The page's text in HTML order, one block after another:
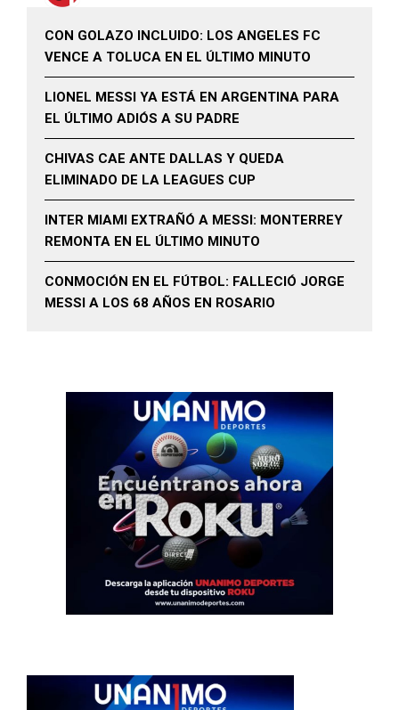
CON GOLAZO INCLUIDO: LOS ANGELES FC
VENCE A TOLUCA EN EL ÚLTIMO MINUTO
LIONEL MESSI YA ESTÁ EN ARGENTINA PARA
EL ÚLTIMO ADIÓS A SU PADRE
CHIVAS CAE ANTE DALLAS Y QUEDA
ELIMINADO DE LA LEAGUES CUP
INTER MIAMI EXTRAÑÓ A MESSI: MONTERREY
REMONTA EN EL ÚLTIMO MINUTO
CONMOCIÓN EN EL FÚTBOL: FALLECIÓ JORGE
MESSI A LOS 68 AÑOS EN ROSARIO